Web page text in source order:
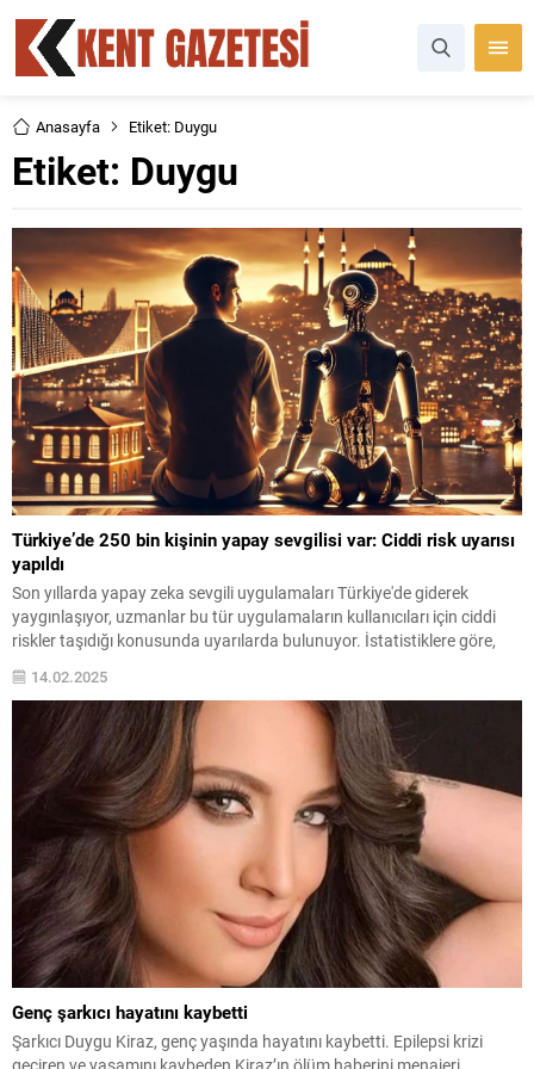
Anasayfa Etiket: Duygu
Etiket: Duygu
Türkiye’de 250 bin kişinin yapay sevgilisi var: Ciddi risk uyarısı
yapıldı
Son yıllarda yapay zeka sevgili uygulamaları Türkiye'de giderek
yaygınlaşıyor, uzmanlar bu tür uygulamaların kullanıcıları için ciddi
riskler taşıdığı konusunda uyarılarda bulunuyor. İstatistiklere göre,
belirtiliyor.
14.02.2025
Genç şarkıcı hayatını kaybetti
Şarkıcı Duygu Kiraz, genç yaşında hayatını kaybetti. Epilepsi krizi
geçiren ve yaşamını kaybeden Kiraz’ın ölüm haberini menajeri